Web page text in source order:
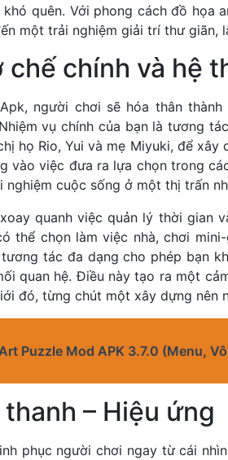
quên. Với phong cách đồ họa
một trải nghiệm giải trí thư giãn,
chế chính và hệ
người chơi sẽ hóa thân
vụ chính của bạn là tương
họ Rio, Yui và mẹ Miyuki, để xây
vào việc đưa ra lựa chọn trong
cuộc sống ở một thị trấn
quanh việc quản lý thời gian
thể chọn làm việc nhà, chơi
tác đa dạng cho phép bạn
quan hệ. Điều này tạo ra một
đó, từng chút một xây dựng nên
Puzzle Mod APK 3.7.0 (Menu,
– Hiệu ứng
phục người chơi ngay từ cái